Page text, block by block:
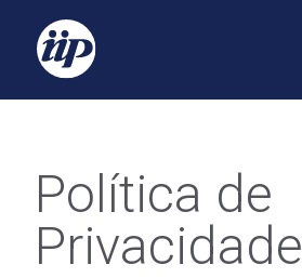
Política de
Privacidade